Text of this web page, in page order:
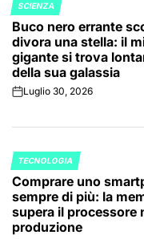
POSTED
IN
SCIENZA
Buco nero errante
divora una stella: il
gigante si trova
della sua galassia
onLuglio 30, 2026
POSTED
IN
TECNOLOGIA
Comprare uno
sempre di più: la
supera il processore
produzione